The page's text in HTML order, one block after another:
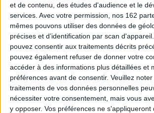
et de contenu, des études d'audience et le
services. Avec votre permission, nos 162
mêmes pouvons utiliser des données de
précises et d’identification par scan
pouvez consentir aux traitements décrits
pouvez également refuser de donner votre
accéder à des informations plus détaillées et
préférences avant de consentir. Veuillez
traitements de vos données personnelles
nécessiter votre consentement, mais vous
y opposer. Vos préférences ne s'appliqueront
Quand tu écouteras cette
Auteur :Lola Lafon
Éditeur :Stock
La romancière a passé
Anne Frank. Elle évoque
de cet appartement vide
venues d'une pièce à
urgence se tenait encore
Inrockuptibles 2022
prix Décembre 2022,
Elle 2023 (non-fiction).
19,50 €